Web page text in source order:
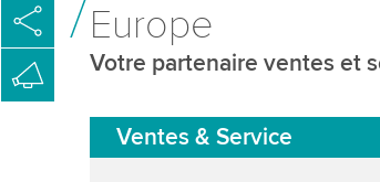
Europe
Votre partenaire ventes et
Ventes & Service